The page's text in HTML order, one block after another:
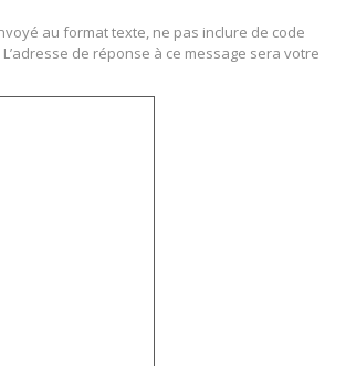
au format texte, ne pas inclure de code
L’adresse de réponse à ce message sera votre